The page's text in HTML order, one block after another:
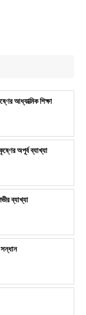
আধ্যাত্মিক শিক্ষা
অপূর্ব ব্যাখ্যা
ব্যাখ্যা
সন্ধান